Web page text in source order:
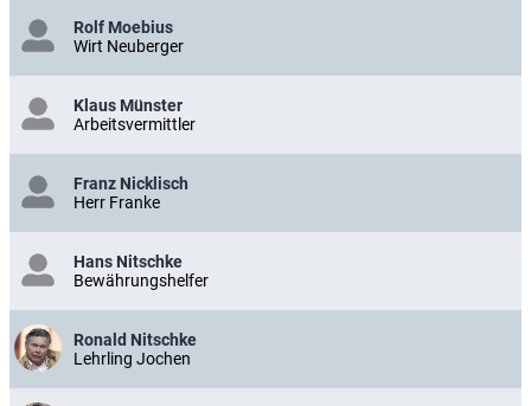
Rolf Moebius
Wirt Neuberger
Klaus Münster
Arbeitsvermittler
Franz Nicklisch
Herr Franke
Hans Nitschke
Bewährungshelfer
Ronald Nitschke
Lehrling Jochen